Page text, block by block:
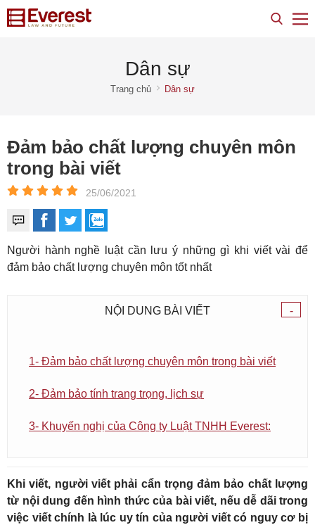
Dân sự
Trang chủ Dân sự
Đảm bảo chất lượng chuyên môn
trong bài viết
25/06/2021
Người hành nghề luật cần lưu ý những gì khi viết vài để
đảm bảo chất lượng chuyên môn tốt nhất
-
NỘI DUNG BÀI VIẾT
1- Đảm bảo chất lượng chuyên môn trong bài viết
2- Đảm bảo tính trang trọng, lịch sự
3- Khuyến nghị của Công ty Luật TNHH Everest:
Khi viết, người viết phải cẩn trọng đảm bảo chất lượng
từ nội dung đến hình thức của bài viết, nếu dễ dãi trong
việc viết chính là lúc uy tín của người viết có nguy cơ bị